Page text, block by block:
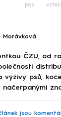
pes
Morávková
ČZU, od
výživy psů,
jsou